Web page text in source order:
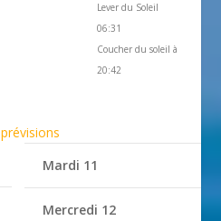
Lever du Soleil
06:31
Coucher du soleil à
20:42
Mardi 11
Mercredi 12